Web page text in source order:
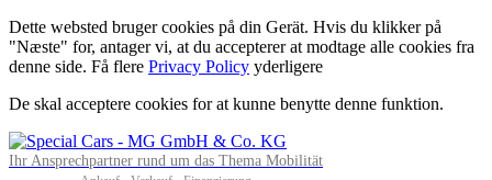
Dette websted bruger cookies på din Gerät. Hvis du klikker på
"Næste" for, antager vi, at du accepterer at modtage alle cookies fra
denne side. Få flere Privacy Policy yderligere
De skal acceptere cookies for at kunne benytte denne funktion.
Ihr Ansprechpartner rund um das Thema Mobilität